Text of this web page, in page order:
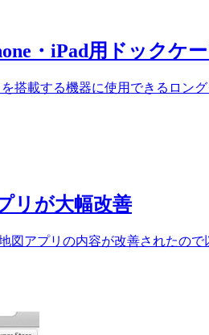
・iPad用ドックケ
搭載する機器に使用できるロン
リが大幅改善
図アプリの内容が改善されたの